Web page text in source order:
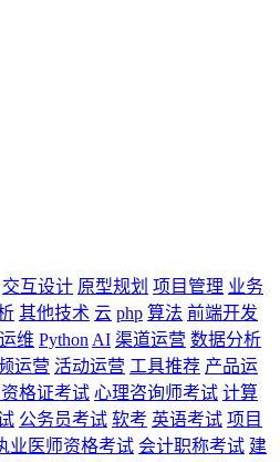
交互设计 原型规划 项目管理 业务
其他技术 云 php 算法 前端开发
运维 Python AI 渠道运营 数据分析
运营 活动运营 工具推荐 产品运
格证考试 心理咨询师考试 计算
公务员考试 软考 英语考试 项目
业医师资格考试 会计职称考试 建